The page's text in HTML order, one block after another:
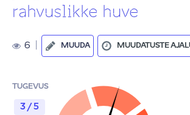
rahvuslikke huve
6 MUUDA MUUDATUSTE
TUGEVUS
3 / 5